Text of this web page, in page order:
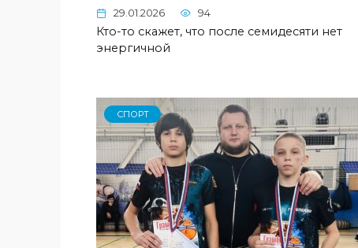
29.01.2026 94
Кто-то скажет, что после семидесяти нет
энергичной
СПОРТ